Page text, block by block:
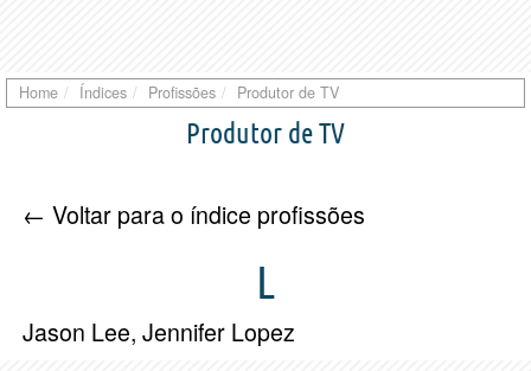
Home Índices Profissões Produtor de TV
Produtor de TV
← Voltar para o índice profissões
L
Jason Lee, Jennifer Lopez